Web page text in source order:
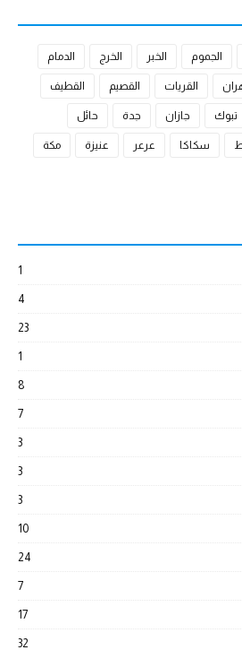
الجموم الخبر الخرج الدمام
القريات القصيم القطيف
تبوك جازان جدة حائل
سكاكا عرعر عنيزة مكة
1
4
23
1
8
7
3
3
3
10
24
7
17
32